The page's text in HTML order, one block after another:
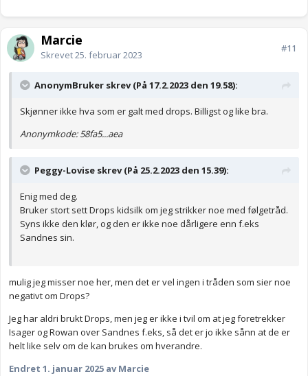
Marcie
Skrevet25. februar 2023
#11
AnonymBruker skrev (På 17.2.2023 den 19.58):
Skjønner ikke hva som er galt med drops. Billigst og like bra.
Anonymkode: 58fa5...aea
Peggy-Lovise skrev (På 25.2.2023 den 15.39):
Enig med deg.
Bruker stort sett Drops kidsilk om jeg strikker noe med følgetråd.
Syns ikke den klør, og den er ikke noe dårligere enn f.eks
Sandnes sin.
mulig jeg misser noe her, men det er vel ingen i tråden som sier noe
negativt om Drops?
Jeg har aldri brukt Drops, men jeg er ikke i tvil om at jeg foretrekker
Isager og Rowan over Sandnes f.eks, så det er jo ikke sånn at de er
helt like selv om de kan brukes om hverandre.
Endret 1. januar 2025 av Marcie